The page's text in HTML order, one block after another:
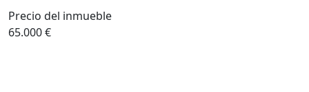
Precio del inmueble
65.000 €